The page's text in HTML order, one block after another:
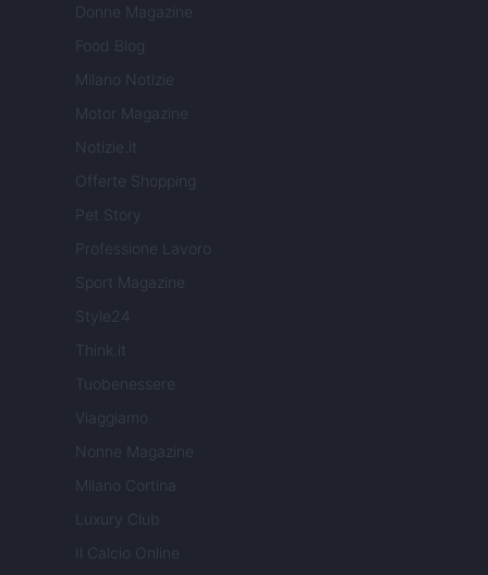
Donne Magazine
Food Blog
Milano Notizie
Motor Magazine
Notizie.it
Offerte Shopping
Pet Story
Professione Lavoro
Sport Magazine
Style24
Think.it
Tuobenessere
Viaggiamo
Nonne Magazine
Milano Cortina
Luxury Club
Il Calcio Online